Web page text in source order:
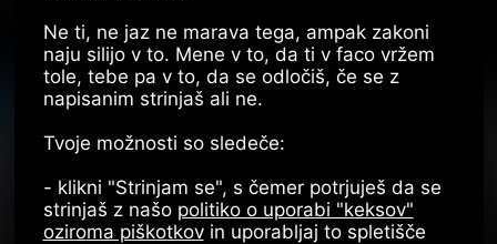
Ne ti, ne jaz ne marava tega, ampak zakoni
naju silijo v to. Mene v to, da ti v faco vržem
tole, tebe pa v to, da se odločiš, če se z
napisanim strinjaš ali ne.
Tvoje možnosti so sledeče:
- klikni "Strinjam se", s čemer potrjuješ da se
strinjaš z našo politiko o uporabi "keksov"
oziroma piškotkovin uporabljaj to spletišče